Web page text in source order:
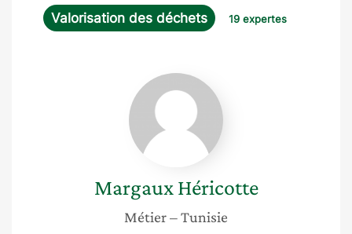
Valorisation des déchets 19 expertes
Margaux
Héricotte
Margaux Héricotte
Métier– Tunisie